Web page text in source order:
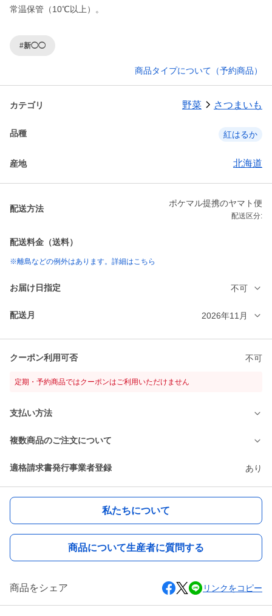
常温保管（10℃以上）。
#新◯◯
商品タイプについて（予約商品）
カテゴリ 野菜 さつまいも
品種 紅はるか
産地 北海道
配送方法
ポケマル提携のヤマト便
配送区分:
配送料金（送料）
※離島などの例外はあります。詳細はこちら
お届け日指定 不可
配送月 2026年11月
クーポン利用可否 不可
定期・予約商品ではクーポンはご利用いただけません
支払い方法
複数商品のご注文について
適格請求書発行事業者登録 あり
私たちについて
商品について生産者に質問する
商品をシェア リンクをコピー